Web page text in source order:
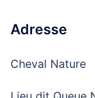
Adresse
Cheval Nature